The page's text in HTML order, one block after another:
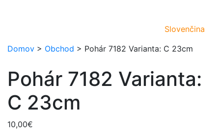
Slovenčina
Domov > Obchod > Pohár 7182 Varianta: C 23cm
Pohár 7182 Varianta:
C 23cm
10,00€